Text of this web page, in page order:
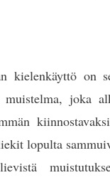
kielenkäyttö on
muistelma, joka
lopulta